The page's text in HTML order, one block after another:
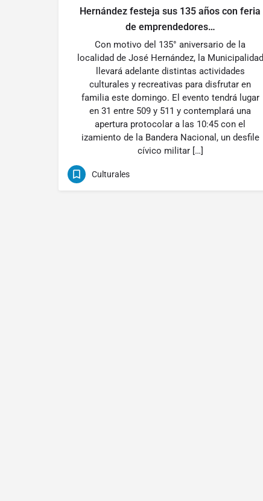
Hernández festeja sus 135 años con feria
de emprendedores…
Con motivo del 135° aniversario de la
localidad de José Hernández, la Municipalidad
llevará adelante distintas actividades
culturales y recreativas para disfrutar en
familia este domingo. El evento tendrá lugar
en 31 entre 509 y 511 y contemplará una
apertura protocolar a las 10:45 con el
izamiento de la Bandera Nacional, un desfile
cívico militar […]
Culturales